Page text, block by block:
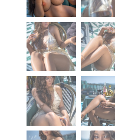
Livraison
À propos
Blog